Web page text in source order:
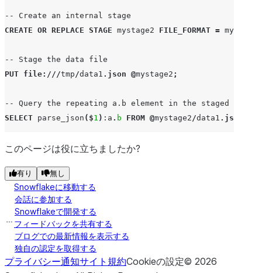
-- Create an internal stage
CREATE OR REPLACE STAGE mystage2 FILE_FORMAT =
-- Stage the data file
PUT file:///tmp/data1 . json @mystage2 ;
-- Query the repeating a.b element in the staged file
SELECT parse_json ($1 ) :a . b FROM @mystage2/data1 . json
+--------------------+
|--------------------|
| "x1"               |
| "x2"               |
+--------------------+
このページは役に立ちましたか?
有り 無し
Snowflakeに移動する
会話に参加する
Snowflakeで開発する
フィードバックを共有する
ブログでの最新情報を表示する
独自の認定を取得する
プライバシー通知サイト規約Cookieの設定© 2026